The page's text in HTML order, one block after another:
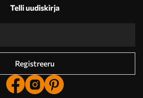
Telli uudiskirja
Registreeru